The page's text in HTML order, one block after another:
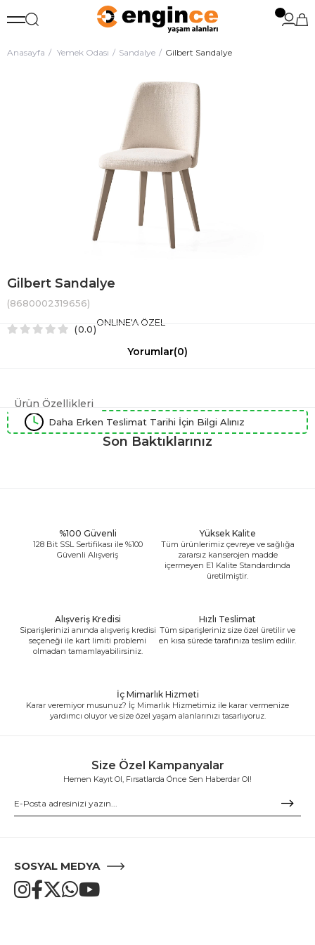
Anasayfa Yemek Odası Sandalye Gilbert Sandalye
Gilbert Sandalye
(8680002319656)
0.0
ONLINE'A ÖZEL
Yorumlar(0)
Ürün Özellikleri
Daha Erken Teslimat Tarihi İçin Bilgi Alınız
Son Baktıklarınız
%100 Güvenli
128 Bit SSL Sertifikası ile %100
Güvenli Alışveriş
Yüksek Kalite
Tüm ürünlerimiz çevreye ve sağlığa
zararsız kanserojen madde
içermeyen E1 Kalite Standardında
üretilmiştir.
Alışveriş Kredisi
Siparişlerinizi anında alışveriş kredisi
seçeneği ile kart limiti problemi
olmadan tamamlayabilirsiniz.
Hızlı Teslimat
Tüm siparişleriniz size özel üretilir ve
en kısa sürede tarafınıza teslim edilir.
İç Mimarlık Hizmeti
Karar veremiyor musunuz? İç Mimarlık Hizmetimiz ile karar vermenize
yardımcı oluyor ve size özel yaşam alanlarınızı tasarlıyoruz.
Size Özel Kampanyalar
Hemen Kayıt Ol, Fırsatlarda Önce Sen Haberdar Ol!
SOSYAL MEDYA